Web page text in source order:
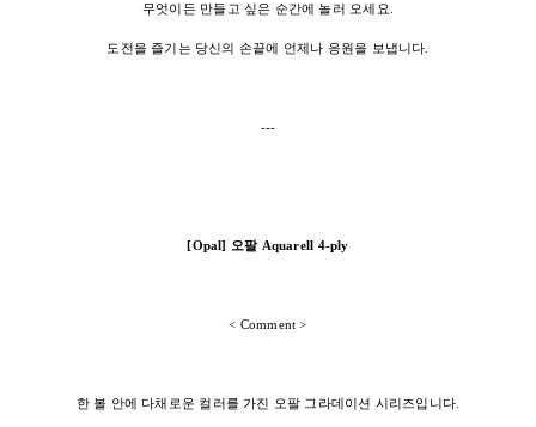
무엇이든 만들고 싶은 순간에 놀러 오세요.
도전을 즐기는 당신의 손끝에 언제나 응원을 보냅니다.
---
[Opal] 오팔 Aquarell 4-ply
< Comment >
한 볼 안에 다채로운 컬러를 가진 오팔 그라데이션 시리즈입니다.